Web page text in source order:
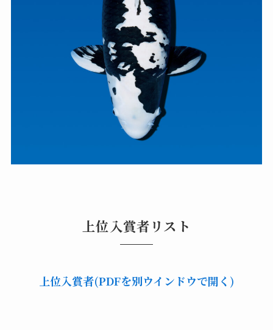
上位入賞者リスト
上位入賞者(PDFを別ウインドウで開く)